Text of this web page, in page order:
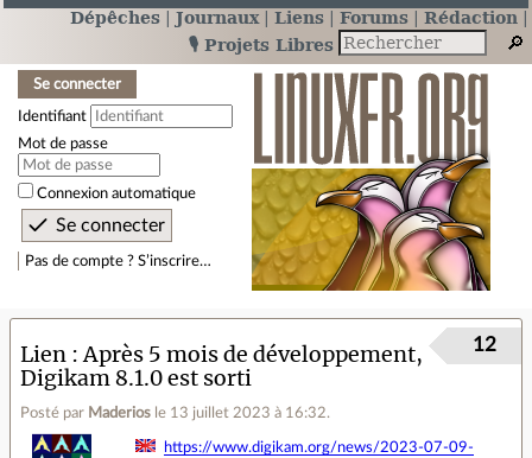
Dépêches Journaux Liens Forums
Rédaction
🎙️ Projets Libres
Se connecter
Identifiant
Mot de passe
Connexion automatique
Pas de compte ? S’inscrire…
Lien
Après 5 mois de développement,
Digikam 8.1.0 est sorti
Posté par Maderios le 13 juillet 2023 à 16:32.
12
https://www.digikam.org/news/2023-07-09-